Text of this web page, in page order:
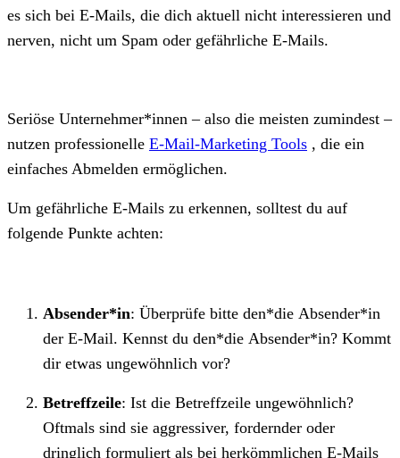
es sich bei E-Mails, die dich aktuell nicht interessieren und
nerven, nicht um Spam oder gefährliche E-Mails.
Seriöse Unternehmer*innen – also die meisten zumindest –
nutzen professionelle E-Mail-Marketing Tools , die ein
einfaches Abmelden ermöglichen.
Um gefährliche E-Mails zu erkennen, solltest du auf
folgende Punkte achten:
Absender*in: Überprüfe bitte den*die Absender*in
der E-Mail. Kennst du den*die Absender*in? Kommt
dir etwas ungewöhnlich vor?
Betreffzeile: Ist die Betreffzeile ungewöhnlich?
Oftmals sind sie aggressiver, fordernder oder
dringlich formuliert als bei herkömmlichen E-Mails